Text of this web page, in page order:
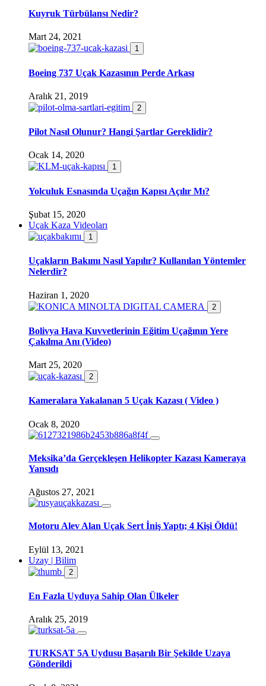
Kuyruk Türbülansı Nedir?
Mart 24, 2021
1
Boeing 737 Uçak Kazasının Perde Arkası
Aralık 21, 2019
2
Pilot Nasıl Olunur? Hangi Şartlar Gereklidir?
Ocak 14, 2020
1
Yolculuk Esnasında Uçağın Kapısı Açılır Mı?
Şubat 15, 2020
Uçak Kaza Videoları
1
Uçakların Bakımı Nasıl Yapılır? Kullanılan Yöntemler
Nelerdir?
Haziran 1, 2020
2
Bolivya Hava Kuvvetlerinin Eğitim Uçağının Yere
Çakılma Anı (Video)
Mart 25, 2020
2
Kameralara Yakalanan 5 Uçak Kazası ( Video )
Ocak 8, 2020
Meksika’da Gerçekleşen Helikopter Kazası Kameraya
Yansıdı
Ağustos 27, 2021
Motoru Alev Alan Uçak Sert İniş Yaptı; 4 Kişi Öldü!
Eylül 13, 2021
Uzay | Bilim
2
En Fazla Uyduya Sahip Olan Ülkeler
Aralık 25, 2019
TURKSAT 5A Uydusu Başarılı Bir Şekilde Uzaya
Gönderildi